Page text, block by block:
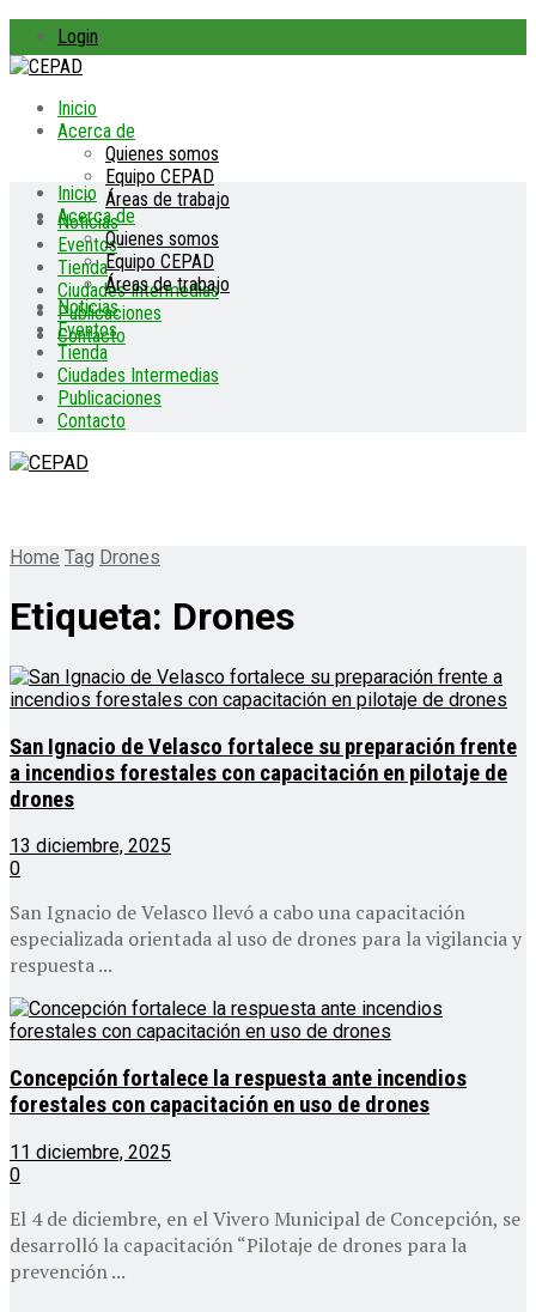
Login
Inicio
Acerca de
Quienes somos
Equipo CEPAD
Áreas de trabajo
Noticias
Eventos
Tienda
Ciudades Intermedias
Publicaciones
Contacto
Inicio
Acerca de
Quienes somos
Equipo CEPAD
Áreas de trabajo
Noticias
Eventos
Tienda
Ciudades Intermedias
Publicaciones
Contacto
Home Tag Drones
Etiqueta: Drones
San Ignacio de Velasco fortalece su preparación frente
a incendios forestales con capacitación en pilotaje de
drones
13 diciembre, 2025
0
San Ignacio de Velasco llevó a cabo una capacitación
especializada orientada al uso de drones para la vigilancia y
respuesta ...
Concepción fortalece la respuesta ante incendios
forestales con capacitación en uso de drones
11 diciembre, 2025
0
El 4 de diciembre, en el Vivero Municipal de Concepción, se
desarrolló la capacitación “Pilotaje de drones para la
prevención ...